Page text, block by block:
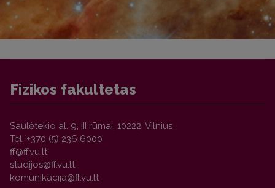
Fizikos fakultetas
Saulėtekio al. 9, III rūmai, 10222, Vilnius
Tel. +370 (5) 236 6000